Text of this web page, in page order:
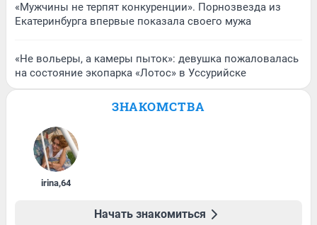
«Мужчины не терпят конкуренции». Порнозвезда из
Екатеринбурга впервые показала своего мужа
«Не вольеры, а камеры пыток»: девушка пожаловалась
на состояние экопарка «Лотос» в Уссурийске
ЗНАКОМСТВА
irina,64
Начать знакомиться